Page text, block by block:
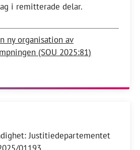
i remitterade delar.
ny organisation av
(SOU 2025:81)
Justitiedepartementet